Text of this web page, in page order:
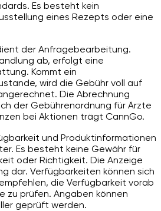
Es besteht kein
eines Rezepts oder eine
der Anfragebearbeitung.
ab, erfolgt eine
Kommt ein
wird die Gebühr voll auf
Die Abrechnung
der Gebührenordnung für Ärzte
bei Aktionen trägt CannGo.
und Produktinformationen
Es besteht keine Gewähr für
oder Richtigkeit. Die Anzeige
dar. Verfügbarkeiten können sich
die Verfügbarkeit vorab
zu prüfen. Angaben können
geprüft werden.